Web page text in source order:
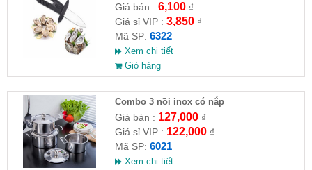
Giá bán : 6,100₫
Giá sỉ VIP : 3,850₫
Mã SP: 6322
Xem chi tiết
Giỏ hàng
Combo 3 nồi inox có nắp
Giá bán : 127,000₫
Giá sỉ VIP : 122,000₫
Mã SP: 6021
Xem chi tiết